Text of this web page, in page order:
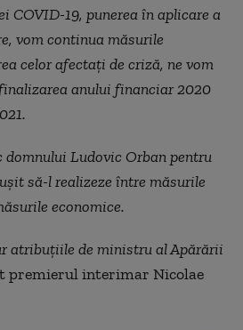
COVID-19, punerea în aplicare a
vom continua măsurile
celor afectați de criză, ne vom
anului financiar 2020
domnului Ludovic Orban pentru
să-l realizeze între măsurile
economice.
atribuțiile de ministru al Apărării
premierul interimar Nicolae